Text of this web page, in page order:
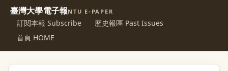
臺灣大學電子報NTU E-PAPER
訂閱本報 Subscribe
歷史報區 Past Issues
首頁 HOME